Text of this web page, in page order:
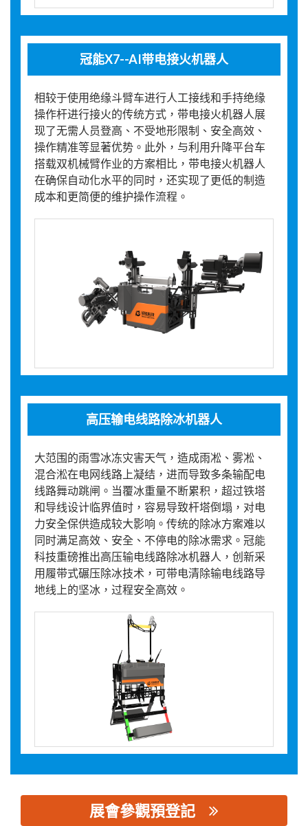
冠能X7--AI带电接火机器人
相较于使用绝缘斗臂车进行人工接线和手持绝缘
操作杆进行接火的传统方式，带电接火机器人展
现了无需人员登高、不受地形限制、安全高效、
操作精准等显著优势。此外，与利用升降平台车
搭载双机械臂作业的方案相比，带电接火机器人
在确保自动化水平的同时，还实现了更低的制造
成本和更简便的维护操作流程。
高压输电线路除冰机器人
大范围的雨雪冰冻灾害天气，造成雨凇、雾凇、
混合淞在电网线路上凝结，进而导致多条输配电
线路舞动跳闸。当覆冰重量不断累积，超过铁塔
和导线设计临界值时，容易导致杆塔倒塌，对电
力安全保供造成较大影响。传统的除冰方案难以
同时满足高效、安全、不停电的除冰需求。冠能
科技重磅推出高压输电线路除冰机器人，创新采
用履带式碾压除冰技术，可带电清除输电线路导
地线上的坚冰，过程安全高效。
展會參觀預登記